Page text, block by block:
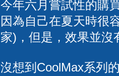
今年六月嘗試性的購
因為自己在夏天時很
家)，但是，效果並沒
沒想到CoolMax系列